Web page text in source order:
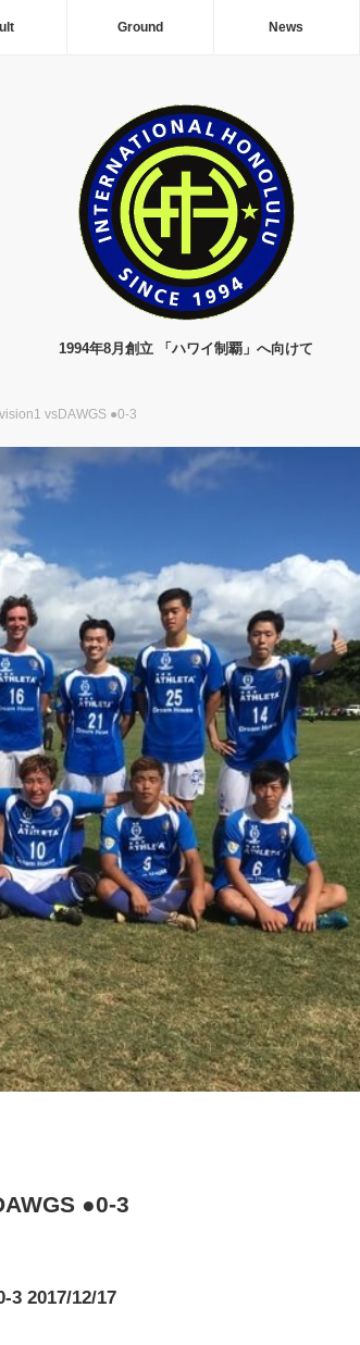
Ground News
1994年8月創立 「ハワイ制覇」へ向けて
vsDAWGS ●0-3
●0-3
3 2017/12/17